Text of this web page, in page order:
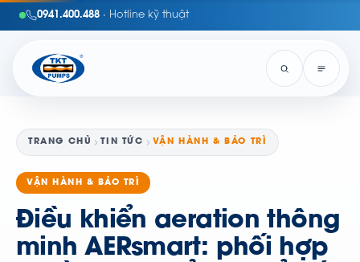
0941.400.488 · Hotline kỹ thuật
TRANG CHỦ TIN TỨC VẬN HÀNH & BẢO TRÌ
VẬN HÀNH & BẢO TRÌ
Điều khiển aeration thông
minh AERsmart: phối hợp